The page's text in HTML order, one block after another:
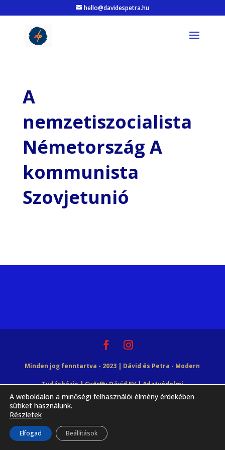
hello@davidespetra.hu
A
nemzetiszocialista
Németország A
kommunista
Szovjetunió
Minden jog fenntartva - 2023 | Dávid és Petra - Modern
Tudásbázis | Győrffy Dávid EV |Adatvédelmi
tájékoztató|Vásárlási Feltételek|
HTML SnippetsPowered By :
A weboldalon a minőségi felhasználói élmény érdekében
sütiket használunk.
Részletek
Elfogad Beállítások